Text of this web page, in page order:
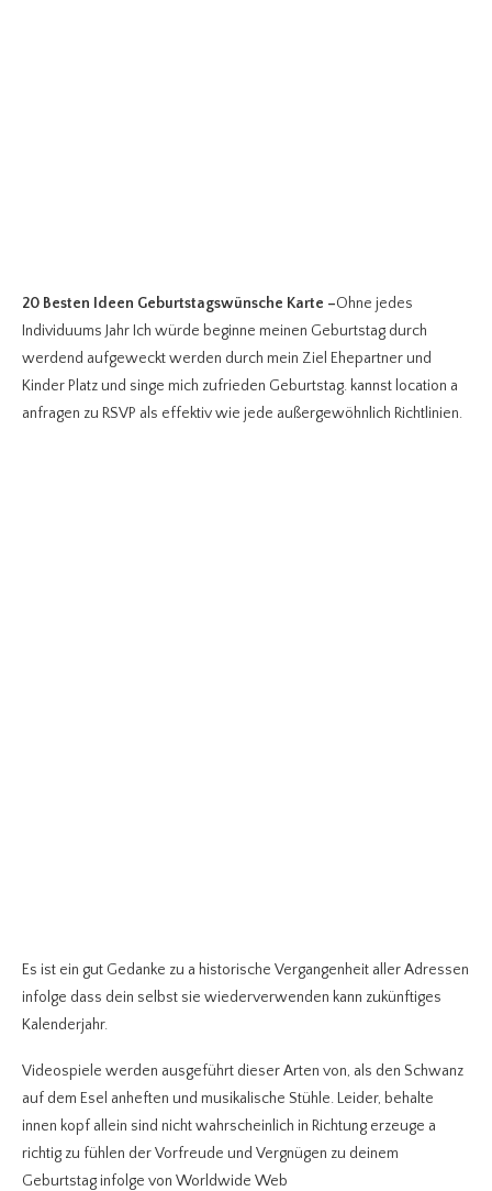
20 Besten Ideen Geburtstagswünsche Karte –Ohne jedes
Individuums Jahr Ich würde beginne meinen Geburtstag durch
werdend aufgeweckt werden durch mein Ziel Ehepartner und
Kinder Platz und singe mich zufrieden Geburtstag. kannst location a
anfragen zu RSVP als effektiv wie jede außergewöhnlich Richtlinien.
Es ist ein gut Gedanke zu a historische Vergangenheit aller Adressen
infolge dass dein selbst sie wiederverwenden kann zukünftiges
Kalenderjahr.
Videospiele werden ausgeführt dieser Arten von, als den Schwanz
auf dem Esel anheften und musikalische Stühle. Leider, behalte
innen kopf allein sind nicht wahrscheinlich in Richtung erzeuge a
richtig zu fühlen der Vorfreude und Vergnügen zu deinem
Geburtstag infolge von Worldwide Web